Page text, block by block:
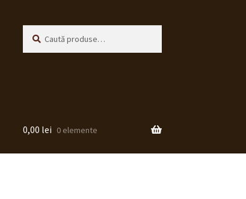
după:
0,00 lei 0 elemente